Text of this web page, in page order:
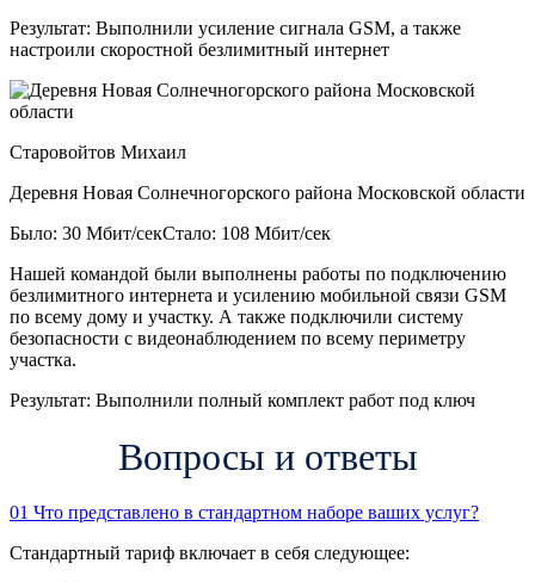
Результат: Выполнили усиление сигнала GSM, а также
настроили скоростной безлимитный интернет
Старовойтов Михаил
Деревня Новая Солнечногорского района Московской области
Было: 30 Мбит/секСтало: 108 Мбит/сек
Нашей командой были выполнены работы по подключению
безлимитного интернета и усилению мобильной связи GSM
по всему дому и участку. А также подключили систему
безопасности с видеонаблюдением по всему периметру
участка.
Результат: Выполнили полный комплект работ под ключ
Вопросы и ответы
01 Что представлено в стандартном наборе ваших услуг?
Стандартный тариф включает в себя следующее: